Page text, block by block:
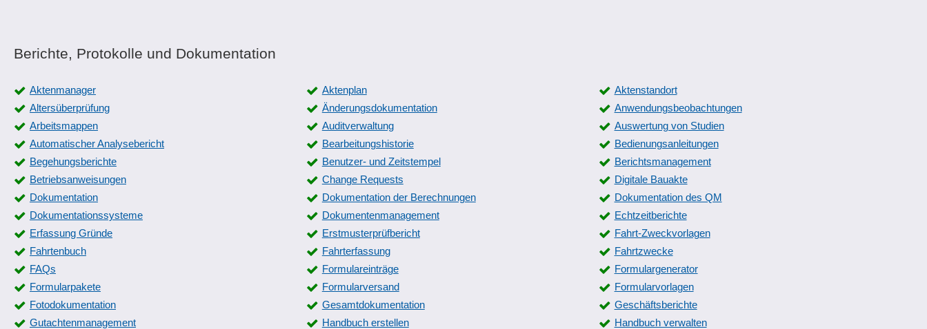
Berichte, Protokolle und Dokumentation
Aktenmanager Aktenplan
Aktenstandort
Altersüberprüfung
Änderungsdokumentation
Anwendungsbeobachtungen
Arbeitsmappen
Auditverwaltung
Auswertung von Studien
Automatischer Analysebericht
Bearbeitungshistorie
Bedienungsanleitungen
Begehungsberichte
Benutzer- und Zeitstempel
Berichtsmanagement
Betriebsanweisungen
Change Requests
Digitale Bauakte
Dokumentation
Dokumentation der Berechnungen
Dokumentation des QM
Dokumentationssysteme
Dokumentenmanagement
Echtzeitberichte
Erfassung Gründe
Erstmusterprüfbericht
Fahrt-Zweckvorlagen
Fahrtenbuch
Fahrterfassung
Fahrtzwecke
FAQs
Formulareinträge
Formulargenerator
Formularpakete
Formularversand
Formularvorlagen
Fotodokumentation
Gesamtdokumentation
Geschäftsberichte
Gutachtenmanagement
Handbuch erstellen
Handbuch verwalten